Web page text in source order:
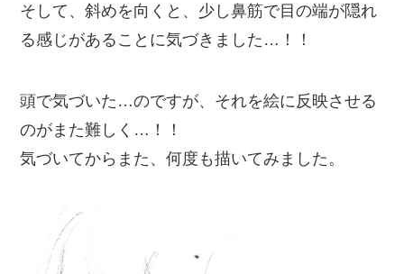
そして、斜めを向くと、少し鼻筋で目の端が隠れ
る感じがあることに気づきました…！！
頭で気づいた…のですが、それを絵に反映させる
のがまた難しく…！！
気づいてからまた、何度も描いてみました。